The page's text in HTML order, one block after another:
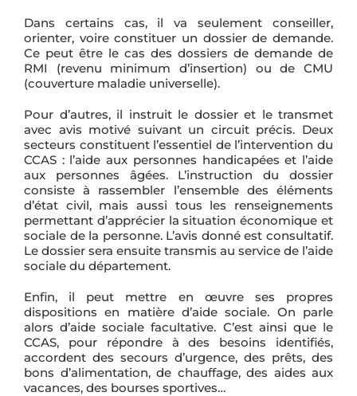
Dans certains cas, il va seulement conseiller,
orienter, voire constituer un dossier de demande.
Ce peut être le cas des dossiers de demande de
RMI (revenu minimum d’insertion) ou de CMU
(couverture maladie universelle).
Pour d’autres, il instruit le dossier et le transmet
avec avis motivé suivant un circuit précis. Deux
secteurs constituent l’essentiel de l’intervention du
CCAS : l’aide aux personnes handicapées et l’aide
aux personnes âgées. L’instruction du dossier
consiste à rassembler l’ensemble des éléments
d’état civil, mais aussi tous les renseignements
permettant d’apprécier la situation économique et
sociale de la personne. L’avis donné est consultatif.
Le dossier sera ensuite transmis au service de l’aide
sociale du département.
Enfin, il peut mettre en œuvre ses propres
dispositions en matière d’aide sociale. On parle
alors d’aide sociale facultative. C’est ainsi que le
CCAS, pour répondre à des besoins identifiés,
accordent des secours d’urgence, des prêts, des
bons d’alimentation, de chauffage, des aides aux
vacances, des bourses sportives…